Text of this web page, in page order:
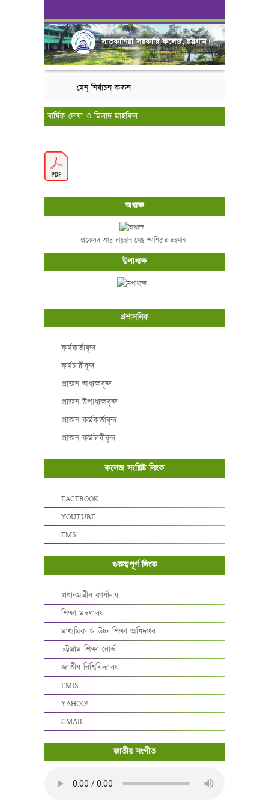
সাতকানিয়া সরকারি কলেজ, চট্টগ্রাম।
মেনু নির্বাচন করুন
বার্ষিক দোয়া ও মিলাদ মাহফিল
অধ্যক্ষ
প্রফেসর আবু রায়হান মোঃ আশিকুর রহমান
উপাধ্যক্ষ
প্রশাসনিক
কর্মকর্তাবৃন্দ
কর্মচারীবৃন্দ
প্রাক্তন অধ্যক্ষবৃন্দ
প্রাক্তন উপাধ্যক্ষবৃন্দ
প্রাক্তন কর্মকর্তাবৃন্দ
প্রাক্তন কর্মচারীবৃন্দ
কলেজ সংশ্লিষ্ট লিংক
FACEBOOK
YOUTUBE
EMS
গুরুত্বপূর্ণ লিংক
প্রধানমন্ত্রীর কার্যালয়
শিক্ষা মন্ত্রণালয়
মাধ্যমিক ও উচ্চ শিক্ষা অধিদপ্তর
চট্টগ্রাম শিক্ষা বোর্ড
জাতীয় বিশ্বিবিদ্যালয়
EMIS
YAHOO!
GMAIL
জাতীয় সংগীত